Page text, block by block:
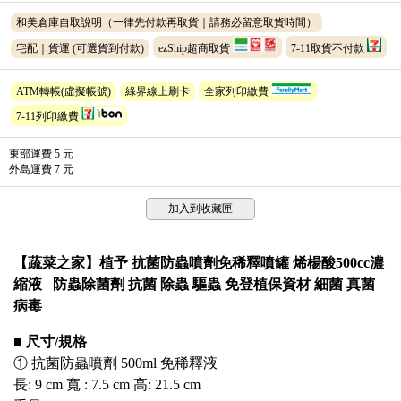
和美倉庫自取說明（一律先付款再取貨｜請務必留意取貨時間）
宅配｜貨運 (可選貨到付款) ezShip超商取貨 7-11取貨不付款
ATM轉帳(虛擬帳號) 綠界線上刷卡
全家列印繳費
7-11列印繳費
東部運費 5 元
外島運費 7 元
加入到收藏匣
【蔬菜之家】植予 抗菌防蟲噴劑免稀釋噴罐 烯楊酸500cc濃
縮液
防蟲除菌劑 抗菌 除蟲 驅蟲 免登植保資材 細菌 真菌
病毒
■ 尺寸/規格
① 抗菌防蟲噴劑 500ml 免稀釋液
長: 9 cm 寬 : 7.5 cm 高: 21.5 cm